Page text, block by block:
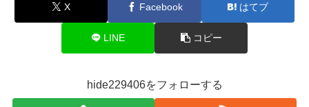
X Facebook はてブ
LINE コピー
hide229406をフォローする